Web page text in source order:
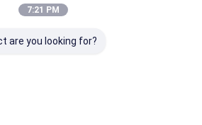
7:21 PM
are you looking for?